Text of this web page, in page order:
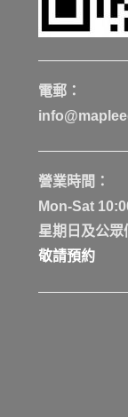
電郵：
營業時間：
Mon-Sat
星期日及公眾
敬請預約